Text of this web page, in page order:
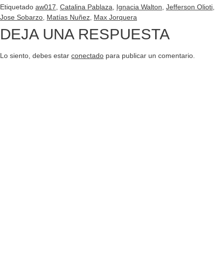
Etiquetado aw017 Catalina Pablaza Ignacia Walton Jefferson Olioti
Jose Sobarzo Matías Nuñez Max Jorquera
DEJA UNA RESPUESTA
Lo siento, debes estar conectado para publicar un comentario.